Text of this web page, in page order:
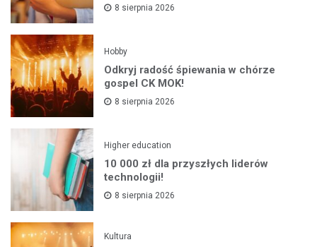
8 sierpnia 2026
Hobby
Odkryj radość śpiewania w chórze
gospel CK MOK!
8 sierpnia 2026
Higher education
10 000 zł dla przyszłych liderów
technologii!
8 sierpnia 2026
Kultura